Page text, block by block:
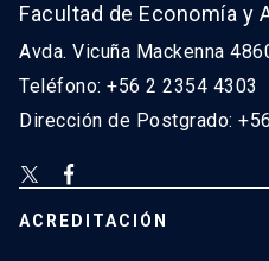
Facultad de Economía y
Avda. Vicuña Mackenna
Teléfono: +56 2 2354 4303
Dirección de Postgrado:
ACREDITACIÓN